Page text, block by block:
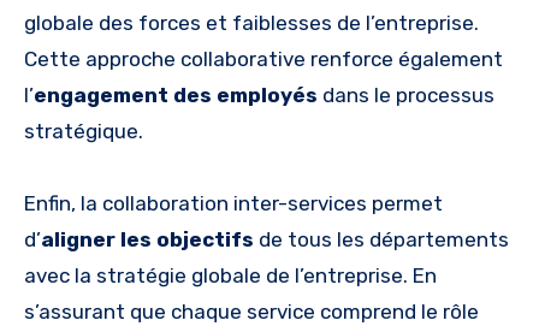
globale des forces et faiblesses de l’entreprise.
Cette approche collaborative renforce également
l’engagement des employés dans le processus
stratégique.
Enfin, la collaboration inter-services permet
d’aligner les objectifs de tous les départements
avec la stratégie globale de l’entreprise. En
s’assurant que chaque service comprend le rôle